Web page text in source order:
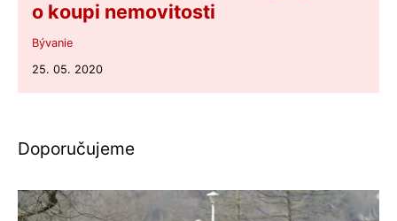
o koupi nemovitosti
Bývanie
25. 05. 2020
Doporučujeme